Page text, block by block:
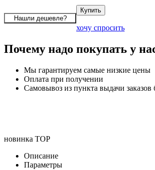
хочу спросить
Почему надо покупать у
Мы гарантируем самые низкие цены
Оплата при получении
Самовывоз из пункта выдачи заказов
новинка TOP
Описание
Параметры